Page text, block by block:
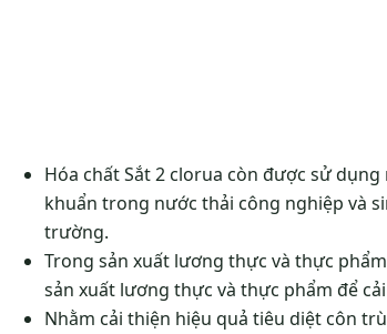
Hóa chất Sắt 2 clorua còn được sử
khuẩn trong nước thải công nghiệp và
trường.
Trong sản xuất lương thực và thực
sản xuất lương thực và thực phẩm để
Nhằm cải thiện hiệu quả tiêu diệt côn